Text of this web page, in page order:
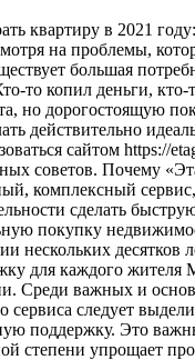
квартиру в 2021
на проблемы,
большая
то копил деньги, кто-
но дорогостоящую
действительно
сайтом https://
советов. Почему
комплексный
сделать
покупку
нескольких десятков
для каждого жителя
Среди важных и
сервиса следует
поддержку. Это
степени упрощает